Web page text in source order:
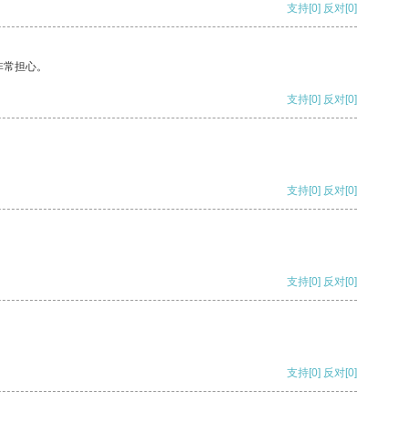
支持[0] 反对[0]
担心。
支持[0] 反对[0]
支持[0] 反对[0]
支持[0] 反对[0]
支持[0] 反对[0]